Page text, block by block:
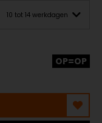
10 tot 14 werkdagen
OP=OP